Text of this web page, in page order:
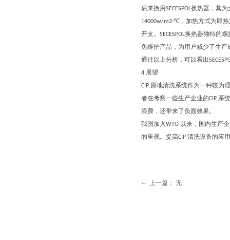
后来换用SECESPOL换热器，其
14000w/m2·℃，加热方式为即
开支。SECESPOL换热器独特的
免维护产品，为用户减少了生产
通过以上分析，可以看出
4.展望
CIP 原地清洗系统作为一种较为
者在考察一些生产企业的CIP 系
浪费，还带来了负面效果。
我国加入WTO 以来，国内生产
的重视。提高CIP 清洗设备的应
ꂃ 上一篇： 无